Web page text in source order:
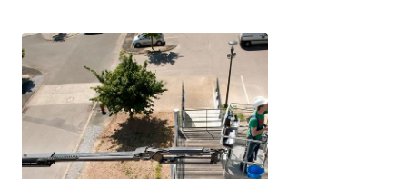
content